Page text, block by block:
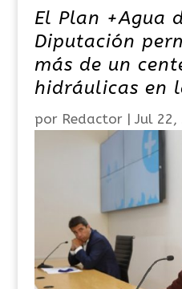
El Plan +Agua
Diputación
más de un
hidráulicas en
por Redactor| Jul 22,